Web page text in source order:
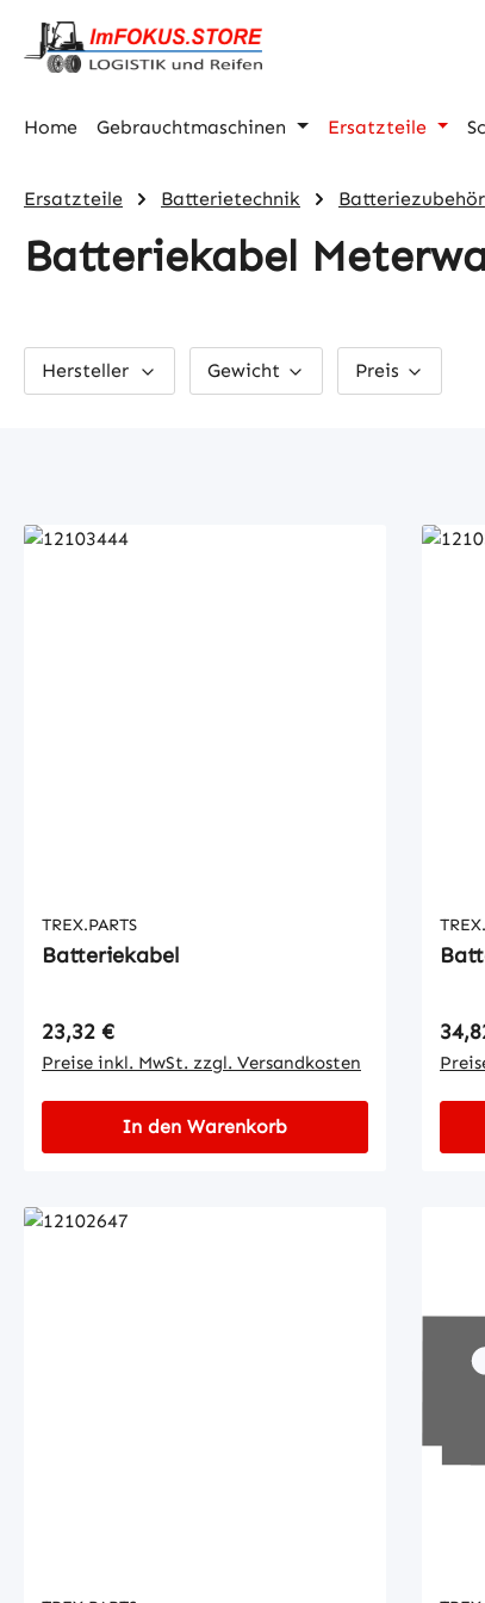
Hauptinhalt springen
Zur Suche springen
Zur Hauptnavigation springen
Home Gebrauchtmaschinen Ersatzteile
Ersatzteile Batterietechnik Batteriezubehör
Batteriekabel
Hersteller Gewicht Preis
TREX.PARTS
Batteriekabel
Regulärer Preis:
23,32 €
Preise inkl. MwSt. zzgl. Versandkosten
In den Warenkorb